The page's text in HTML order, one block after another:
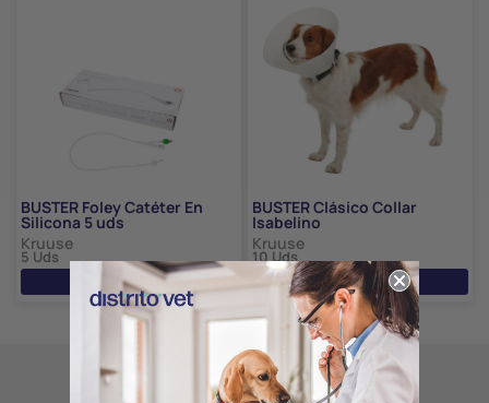
BUSTER Foley Catéter En
Silicona 5 uds
Kruuse
5 Uds
Ver precio
BUSTER Clásico Collar
Isabelino
Kruuse
10 Uds
Ver precio